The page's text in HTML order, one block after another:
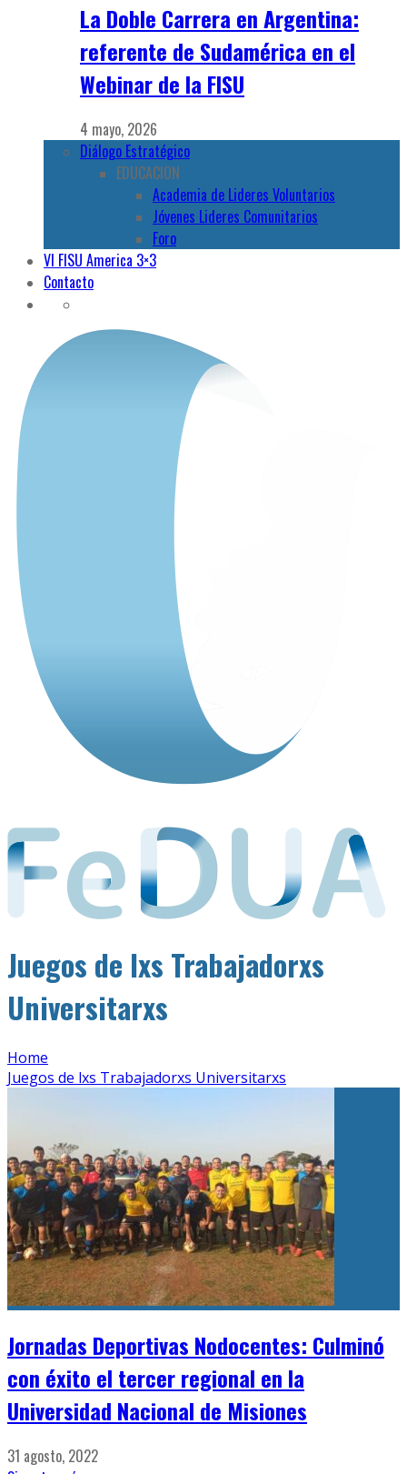
La Doble Carrera en Argentina:
referente de Sudamérica en el
Webinar de la FISU
4 mayo, 2026
Diálogo Estratégico
EDUCACION
Academia de Lideres Voluntarios
Jóvenes Lideres Comunitarios
Foro
VI FISU America 3×3
Contacto
Juegos de lxs Trabajadorxs
Universitarxs
Home
Juegos de lxs Trabajadorxs Universitarxs
Jornadas Deportivas Nodocentes: Culminó
con éxito el tercer regional en la
Universidad Nacional de Misiones
31 agosto, 2022